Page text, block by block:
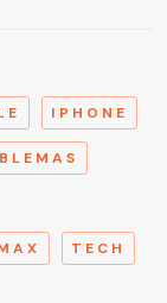
IPHONE
TECH